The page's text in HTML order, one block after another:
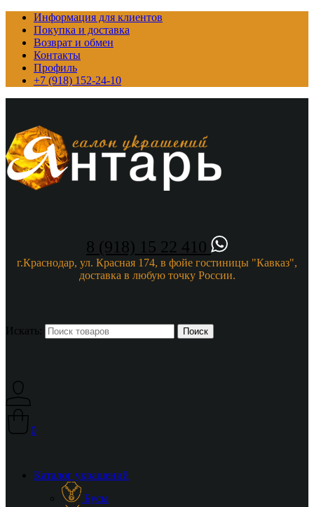
Информация для клиентов
Покупка и доставка
Возврат и обмен
Контакты
Профиль
+7 (918) 152-24-10
8 (918) 15 22 410
г.Краснодар, ул. Красная 174, в фойе гостиницы "Кавказ",
доставка в любую точку России.
Искать:
0
Каталог украшений
Бусы